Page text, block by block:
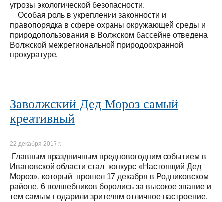
угрозы экологической безопасности.
Особая роль в укреплении законности и
правопорядка в сфере охраны окружающей среды и
природопользования в Волжском бассейне отведена
Волжской межрегиональной природоохранной
прокуратуре.
Заволжский Дед Мороз самый
креативный
22 декабря 2017 г.
Главным праздничным предновогодним событием в
Ивановской области стал конкурс «Настоящий Дед
Мороз», который прошел 17 декабря в Родниковском
районе. 6 волшебников боролись за высокое звание и
тем самым подарили зрителям отличное настроение.